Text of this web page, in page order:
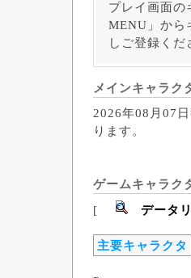
プレイ画面の
MENU」から
しご登録くだ
メインキャラク
2026年08月07
ります。
ゲームキャラク
[
データ
主要キャラクタ